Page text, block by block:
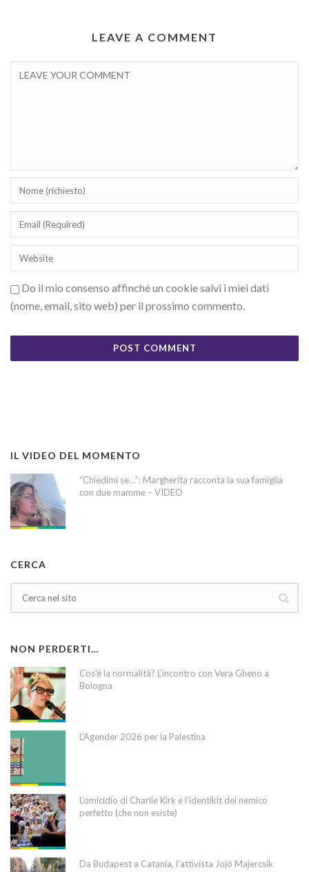
LEAVE A COMMENT
Do il mio consenso affinché un cookie salvi i miei dati
(nome, email, sito web) per il prossimo commento.
IL VIDEO DEL MOMENTO
“Chiedimi se…”: Margherita racconta la sua famiglia
con due mamme – VIDEO
CERCA
NON PERDERTI…
Cos’è la normalità? L’incontro con Vera Gheno a
Bologna
L’Agender 2026 per la Palestina
L’omicidio di Charlie Kirk e l’identikit del nemico
perfetto (che non esiste)
Da Budapest a Catania, l’attivista Jojó Majercsik